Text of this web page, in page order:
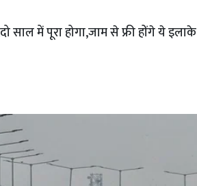
साल में पूरा होगा,जाम से फ्री होंगे ये इलाके